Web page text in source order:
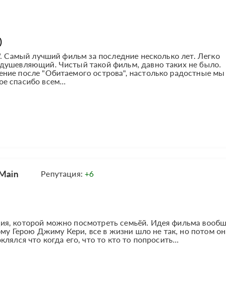
Самый лучший фильм за последние несколько лет. Легко
Чистый такой фильм, давно таких не было.
после "Обитаемого острова", настолько радостные мы
спасибо всем...
Репутация:+6
которой можно посмотреть семьёй. Идея фильма
Герою Джиму Кери, все в жизни шло не так, но потом он
что когда его, что то кто то попросить...